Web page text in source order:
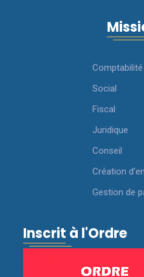
Comptabilité
Social
Fiscal
Juridique
Conseil
Création
Gestion de
Inscrit à l'Ordre